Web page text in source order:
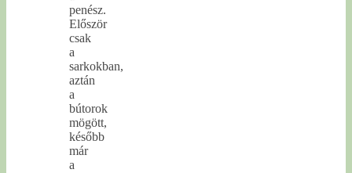
penész.
Először
csak
a
sarkokban,
aztán
a
bútorok
mögött,
később
már
a